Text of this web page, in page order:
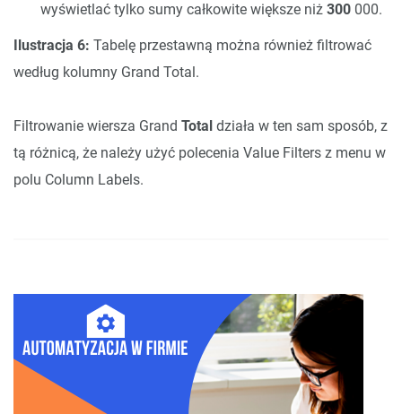
wyświetlać tylko sumy całkowite większe niż 300 000.
Ilustracja 6: Tabelę przestawną można również filtrować
według kolumny Grand Total.
Filtrowanie wiersza Grand Total działa w ten sam sposób, z
tą różnicą, że należy użyć polecenia Value Filters z menu w
polu Column Labels.